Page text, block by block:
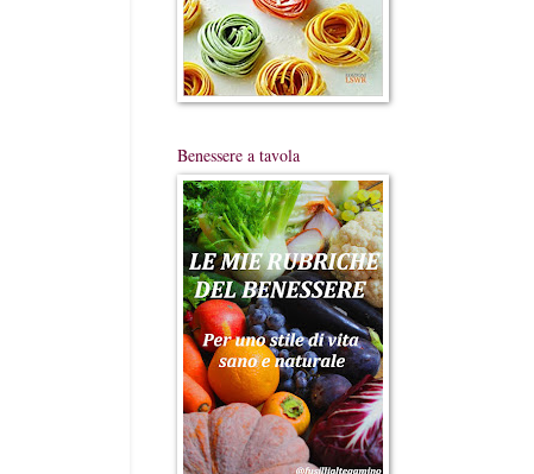
Benessere a tavola